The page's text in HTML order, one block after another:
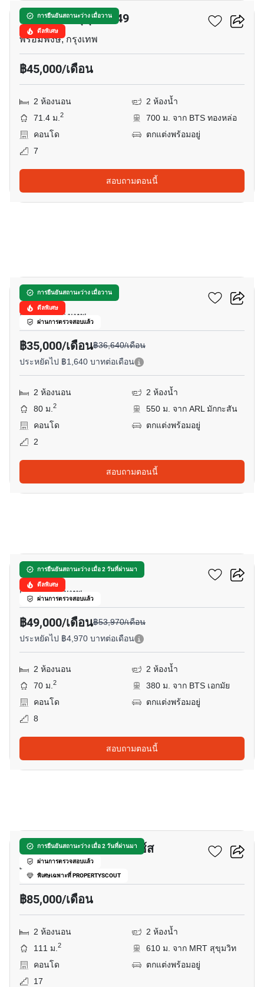
การยืนยันสถานะว่าง เมื่อวาน
ดีลพิเศษ
เดอะ เครส สุขุมวิท 49
พร้อมพงษ์, กรุงเทพ
฿45,000/เดือน
2 ห้องนอน
2 ห้องน้ำ
71.4 ม.2
700 ม. จาก BTS ทองหล่อ
คอนโด
ตกแต่งพร้อมอยู่
7
สอบถามตอนนี้
การยืนยันสถานะว่าง เมื่อวาน
ดีลพิเศษ
ผ่านการตรวจสอบแล้ว
เบเวอรี่ ทาวเวอร์
สุขุมวิท, กรุงเทพ
฿35,000/เดือน฿36,640/เดือน
ประหยัดไป ฿1,640 บาทต่อเดือน
2 ห้องนอน
2 ห้องน้ำ
80 ม.2
550 ม. จาก ARL มักกะสัน
คอนโด
ตกแต่งพร้อมอยู่
2
สอบถามตอนนี้
การยืนยันสถานะว่าง เมื่อ 2 วันที่ผ่านมา
ดีลพิเศษ
ผ่านการตรวจสอบแล้ว
ริทึ่ม เอกมัย
เอกมัย, กรุงเทพ
฿49,000/เดือน฿53,970/เดือน
ประหยัดไป ฿4,970 บาทต่อเดือน
2 ห้องนอน
2 ห้องน้ำ
70 ม.2
380 ม. จาก BTS เอกมัย
คอนโด
ตกแต่งพร้อมอยู่
8
สอบถามตอนนี้
การยืนยันสถานะว่าง เมื่อ 2 วันที่ผ่านมา
ผ่านการตรวจสอบแล้ว
พิเศษเฉพาะที่ PROPERTYSCOUT
รอย์ช ไพรเวท เรสซิเดนซ์ส
พร้อมพงษ์, กรุงเทพ
฿85,000/เดือน
2 ห้องนอน
2 ห้องน้ำ
111 ม.2
610 ม. จาก MRT สุขุมวิท
คอนโด
ตกแต่งพร้อมอยู่
17